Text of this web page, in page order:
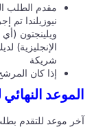
مقدم الطلب
نيوزيلندا تم
ويلينجتون (أي
الإنجليزية)
شريكة
إذا كان المرشح في السنة 2 من
النهائي